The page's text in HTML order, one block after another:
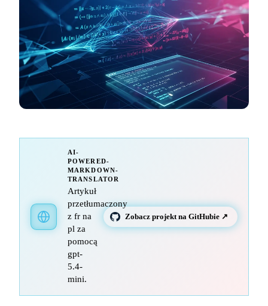
AI-
POWERED-
MARKDOWN-
TRANSLATOR
Artykuł
przetłumaczony
z fr na
pl za
pomocą
gpt-
5.4-
mini.
Zobacz projekt na GitHubie ↗